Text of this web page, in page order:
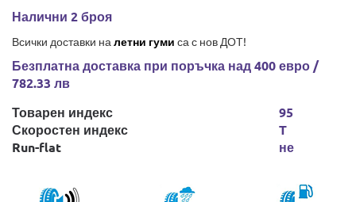
Налични 2 броя
Всички доставки на летни гуми са с нов ДОТ!
Безплатна доставка при поръчка над 400 евро /
782.33 лв
Товарен индекс
Скоростен индекс
Run-flat
95
T
не